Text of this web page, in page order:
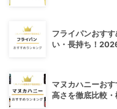
フライパンおす
い・長持ち！
マヌカハニーお
高さを徹底比較・